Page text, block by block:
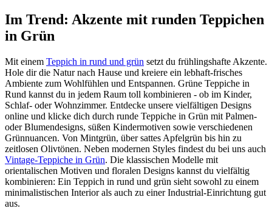
Im Trend: Akzente mit runden Teppichen
in Grün
Mit einem Teppich in rund und grün setzt du frühlingshafte Akzente.
Hole dir die Natur nach Hause und kreiere ein lebhaft-frisches
Ambiente zum Wohlfühlen und Entspannen. Grüne Teppiche in
Rund kannst du in jedem Raum toll kombinieren - ob im Kinder,
Schlaf- oder Wohnzimmer. Entdecke unsere vielfältigen Designs
online und klicke dich durch runde Teppiche in Grün mit Palmen-
oder Blumendesigns, süßen Kindermotiven sowie verschiedenen
Grünnuancen. Von Mintgrün, über sattes Apfelgrün bis hin zu
zeitlosen Olivtönen. Neben modernen Styles findest du bei uns auch
Vintage-Teppiche in Grün. Die klassischen Modelle mit
orientalischen Motiven und floralen Designs kannst du vielfältig
kombinieren: Ein Teppich in rund und grün sieht sowohl zu einem
minimalistischen Interior als auch zu einer Industrial-Einrichtung gut
aus.